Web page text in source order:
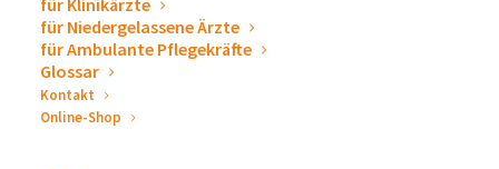
für Klinikärzte
für Niedergelassene Ärzte
für Ambulante Pflegekräfte
Glossar
Kontakt
Online-Shop